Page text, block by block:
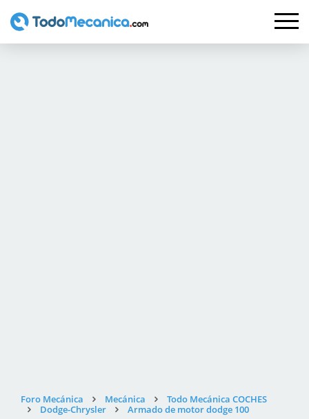
Foro Mecánica Mecánica
Todo Mecánica COCHES
Dodge-Chrysler
Armado de motor dodge 100